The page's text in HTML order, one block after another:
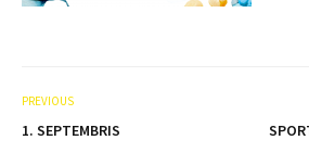
PREVIOUS
1. SEPTEMBRIS